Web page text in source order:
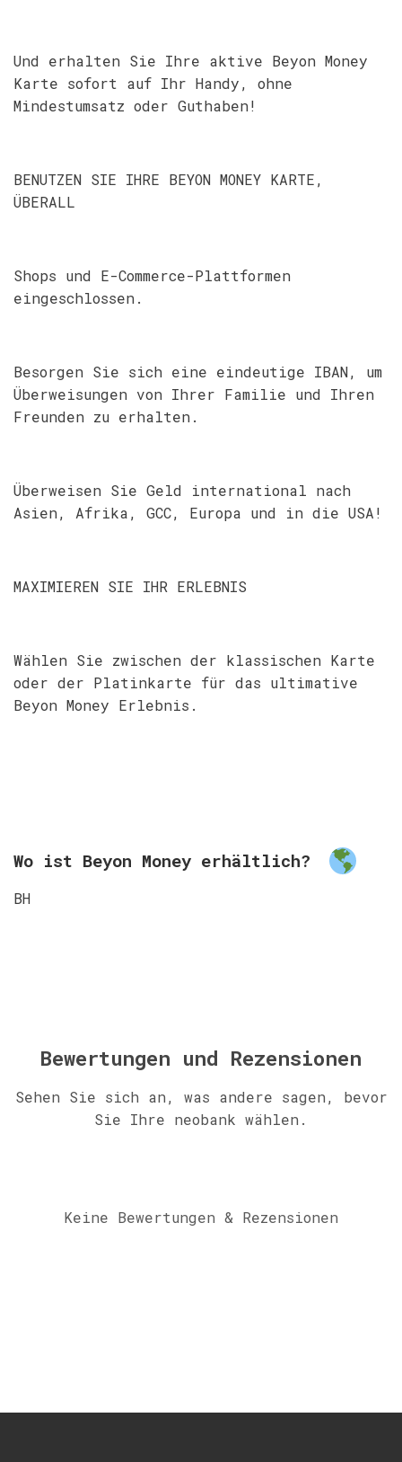
Und erhalten Sie Ihre aktive Beyon Money
Karte sofort auf Ihr Handy, ohne
Mindestumsatz oder Guthaben!
BENUTZEN SIE IHRE BEYON MONEY KARTE,
ÜBERALL
Shops und E-Commerce-Plattformen
eingeschlossen.
Besorgen Sie sich eine eindeutige IBAN, um
Überweisungen von Ihrer Familie und Ihren
Freunden zu erhalten.
Überweisen Sie Geld international nach
Asien, Afrika, GCC, Europa und in die USA!
MAXIMIEREN SIE IHR ERLEBNIS
Wählen Sie zwischen der klassischen Karte
oder der Platinkarte für das ultimative
Beyon Money Erlebnis.
Wo ist Beyon Money erhältlich?
BH
Bewertungen und Rezensionen
Sehen Sie sich an, was andere sagen, bevor
Sie Ihre neobank wählen.
Keine Bewertungen & Rezensionen